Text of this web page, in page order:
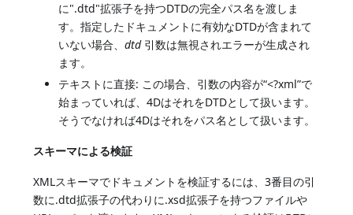
に".dtd"拡張子を持つDTDの完全パス名を渡しま
す。指定したドキュメントに有効なDTDが含まれて
いない場合、dtd引数は無視されエラーが生成され
ます。
テキストに直接: この場合、引数の内容が“<?xml”で
始まっていれば、4DはそれをDTDとして扱います。
そうでなければ4Dはそれをパス名として扱います。
スキーマによる検証
XMLスキーマでドキュメントを検証するには、3番目の引
数に.dtd拡張子の代わりに.xsd拡張子を持つファイルや